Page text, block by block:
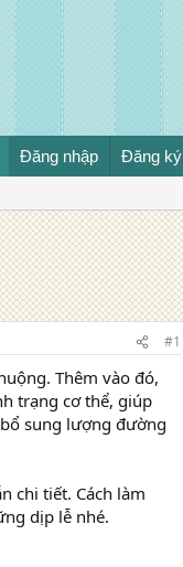
Đăng nhập Đăng ký
#1
Thêm vào đó,
trạng cơ thể, giúp
sung lượng đường
chi tiết. Cách làm
dịp lễ nhé.